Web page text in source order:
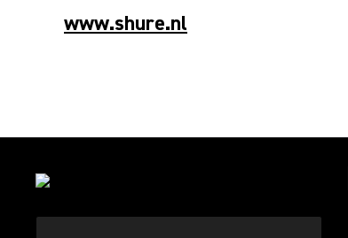
www.shure.nl